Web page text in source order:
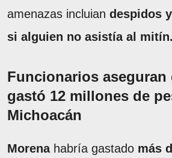
amenazas incluian despidos
si alguien no asistía al mitín.
Funcionarios aseguran
gastó 12 millones de
Michoacán
Morena habría gastado más